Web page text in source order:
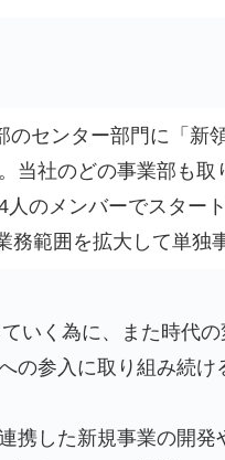
センター部門に「新
当社のどの事業部も取
のメンバーでスター
範囲を拡大して単独
いく為に、また時代
の参入に取り組み続け
携した新規事業の開発